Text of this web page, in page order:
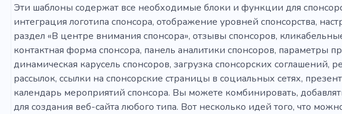
Эти шаблоны содержат все необходимые блоки и функции для
интеграция логотипа спонсора, отображение уровней спонсорства,
раздел «В центре внимания спонсора», отзывы спонсоров,
контактная форма спонсора, панель аналитики спонсоров, параметры
динамическая карусель спонсоров, загрузка спонсорских соглашений,
рассылок, ссылки на спонсорские страницы в социальных сетях,
календарь мероприятий спонсора. Вы можете комбинировать,
для создания веб-сайта любого типа. Вот несколько идей того, что